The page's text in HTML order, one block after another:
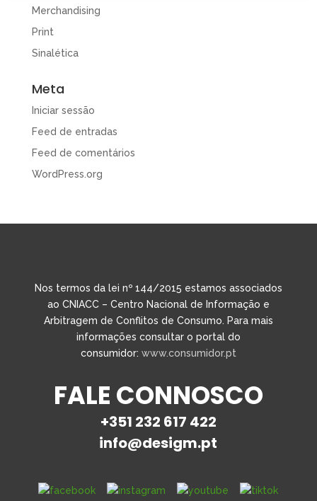
Merchandising
Print
Sinalética
Meta
Iniciar sessão
Feed de entradas
Feed de comentários
WordPress.org
Nos termos da lei nº 144/2015 estamos associados
ao CNIACC – Centro Nacional de Informação e
Arbitragem de Conflitos de Consumo. Para mais
informações consultar o portal do
consumidor: www.consumidor.pt
FALE CONNOSCO
+351 232 617 422
info@desigm.pt